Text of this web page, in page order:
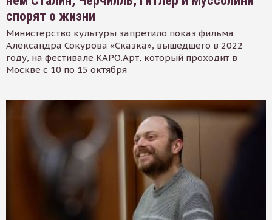
спорят о жизни
Министерство культуры запретило показ фильма
Александра Сокурова «Сказка», вышедшего в 2022
году, на фестивале КАРО.Арт, который проходит в
Москве с 10 по 15 октября